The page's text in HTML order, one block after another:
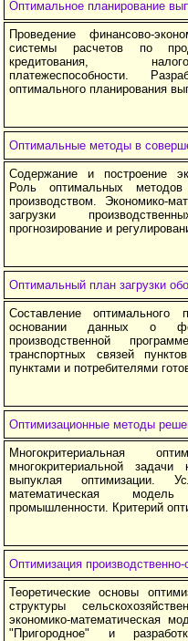
Оптимальное планирование
Проведение финансово-
системы расчетов по
кредитования,
платежеспособности.
оптимального планирования
Оптимальные методы в
Содержание и построение
Роль оптимальных
производством. Экономико-
загрузки
прогнозирование и
Оптимальный план загрузки
Составление оптимального
основании данных о
производственной
транспортных связей
пунктами и потребителями
Оптимизационные методы
Многокритериальная
многокритериальной
выпуклая оптимизации.
математическая модель
промышленности. Критерий
Оптимизация
Теоретические основы
структуры
экономико-математическая
"Пригородное" и